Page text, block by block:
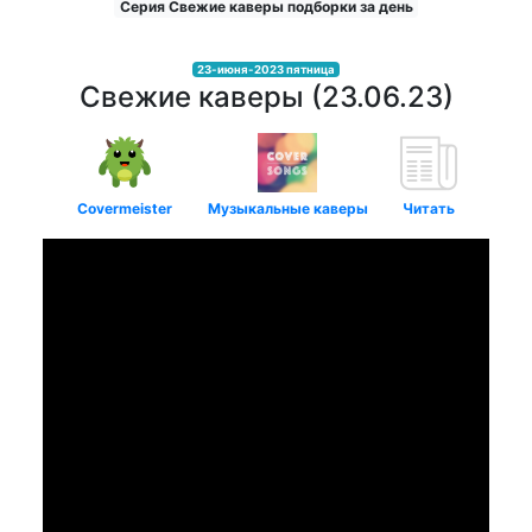
Серия Свежие каверы подборки за день
23-июня-2023 пятница
Свежие каверы (23.06.23)
Covermeister Музыкальные каверы Читать